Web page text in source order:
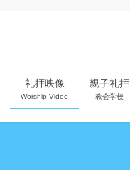
礼拝映像
Worship Video
親子礼拝
教会学校